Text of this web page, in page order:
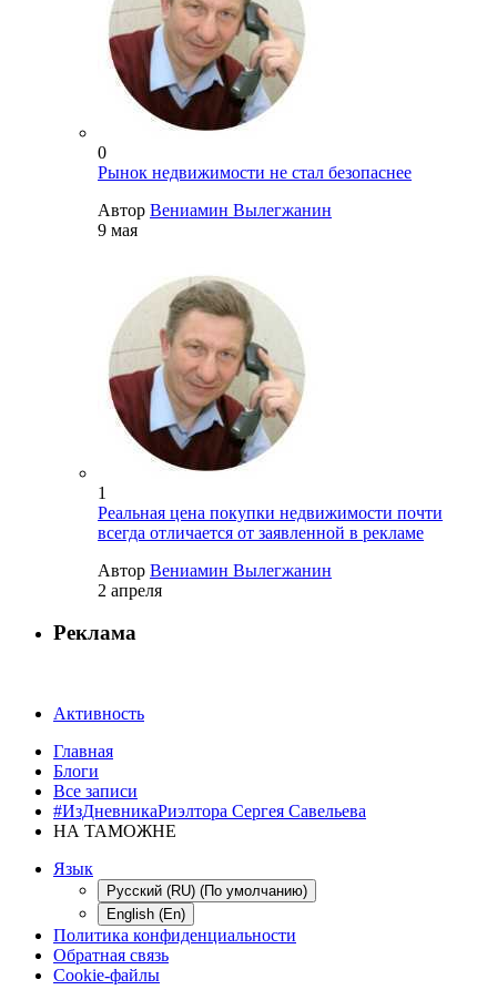
0
Рынок недвижимости не стал безопаснее
Автор Вениамин Вылегжанин
9 мая
1
Реальная цена покупки недвижимости почти
всегда отличается от заявленной в рекламе
Автор Вениамин Вылегжанин
2 апреля
Реклама
Активность
Главная
Блоги
Все записи
#ИзДневникаРиэлтора Сергея Савельева
НА ТАМОЖНЕ
Язык
Русский (RU) (По умолчанию)
English (En)
Политика конфиденциальности
Обратная связь
Cookie-файлы